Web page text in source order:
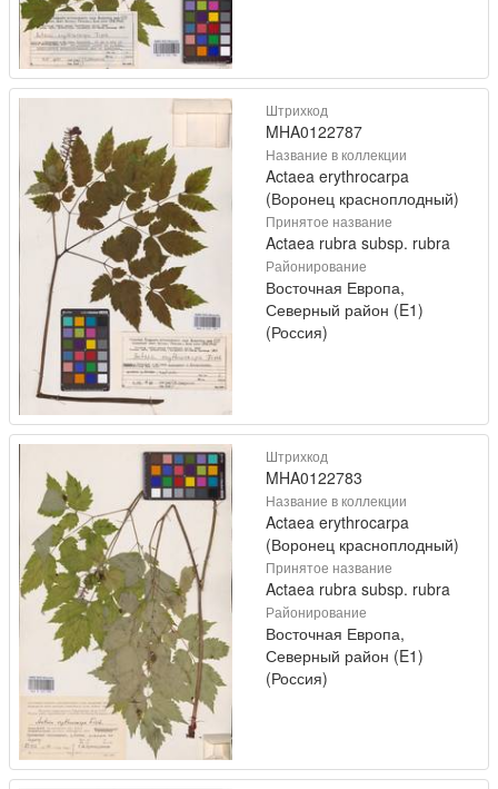
Штрихкод
MHA0122787
Название в коллекции
Actaea erythrocarpa
(Воронец красноплодный)
Принятое название
Actaea rubra subsp. rubra
Районирование
Восточная Европа,
Северный район (E1)
(Россия)
Штрихкод
MHA0122783
Название в коллекции
Actaea erythrocarpa
(Воронец красноплодный)
Принятое название
Actaea rubra subsp. rubra
Районирование
Восточная Европа,
Северный район (E1)
(Россия)